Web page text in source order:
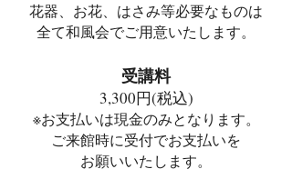
花器、お花、はさみ等必要なものは
全て和風会でご用意いたします。
受講料
3,300円(税込)
※お支払いは現金のみとなります。
​ご来館時に受付でお支払いを
お願いいたします。